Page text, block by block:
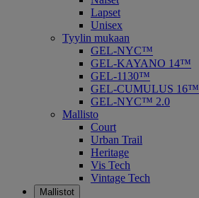
Lapset
Unisex
Tyylin mukaan
GEL-NYC™
GEL-KAYANO 14™
GEL-1130™
GEL-CUMULUS 16™
GEL-NYC™ 2.0
Mallisto
Court
Urban Trail
Heritage
Vis Tech
Vintage Tech
Mallistot